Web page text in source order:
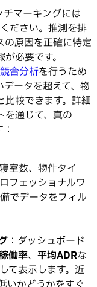
チマーキングには
ださい。推測を排
の原因を正確に特定
必要です。
競合分析を行うため
ータを超えて、物
較できます。詳細
を通じて、真の
寝室数、物件タイ
フェッショナルワ
でデータをフィル
：ダッシュボード
働率、 平均ADRな
て表示します。近